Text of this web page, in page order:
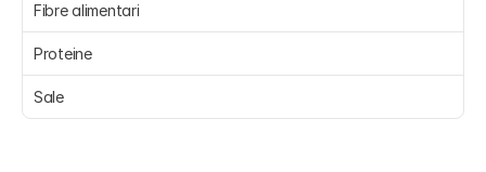
Fibre alimentari
Proteine
Sale